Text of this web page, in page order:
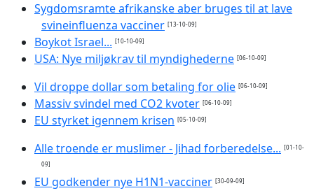
Sygdomsramte afrikanske aber bruges til at lave
svineinfluenza vacciner [13-10-09]
Boykot Israel... [10-10-09]
USA: Nye miljøkrav til myndighederne [06-10-09]
Vil droppe dollar som betaling for olie [06-10-09]
Massiv svindel med CO2 kvoter [06-10-09]
EU styrket igennem krisen [05-10-09]
Alle troende er muslimer - Jihad forberedelse... [01-10-
09]
EU godkender nye H1N1-vacciner [30-09-09]